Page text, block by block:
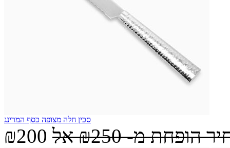
סכין חלה מצופה כסף המרינג
₪200 הופחת מ-₪250 אל